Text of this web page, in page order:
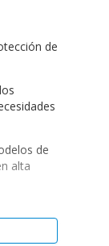
de
de
alta